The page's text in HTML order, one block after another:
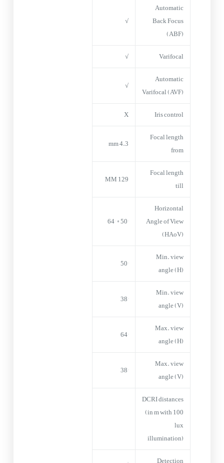
Automatic
Back Focus
(ABF)
√
Varifocal
√
Automatic
Varifocal (AVF)
√
Iris control
X
Focal length
from
4.3 mm
Focal length
till
129 MM
Horizontal
Angle of View
(HAoV)
50° * 64°
Min. view
angle (H)
50°
Min. view
angle (V)
38°
Max. view
angle (H)
64°
Max. view
angle (V)
38°
DCRI distances
(in m with 100
lux
illumination)